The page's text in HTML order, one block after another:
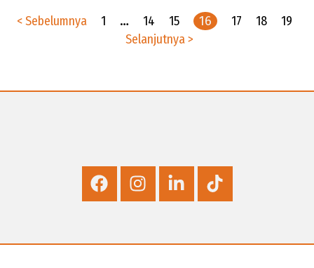
< Sebelumnya 1 … 14 15 16 17 18
19
Selanjutnya >